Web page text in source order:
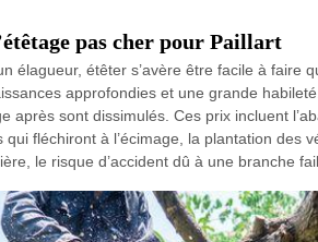
pas cher pour Paillart
élagueur, étêter s’avère être facile à faire
approfondies et une grande
après sont dissimulés. Ces prix incluent
qui fléchiront à l’écimage, la plantation des
le risque d’accident dû à une branche